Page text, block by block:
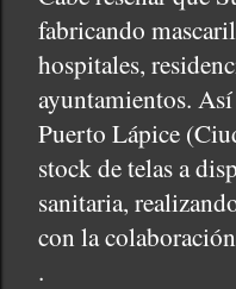
fabricando
hospitales,
ayuntamientos.
Puerto Lápice
stock de telas a
sanitaria,
con la
.